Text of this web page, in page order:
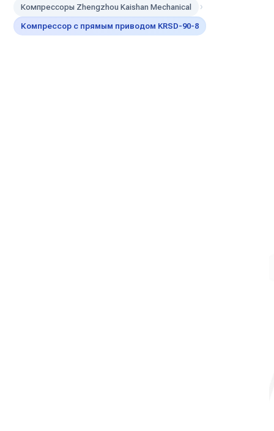
Компрессоры Zhengzhou Kaishan Mechanical ›
Компрессор с прямым приводом KRSD-90-8